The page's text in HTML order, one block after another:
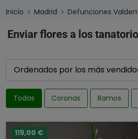
Inicio Madrid Defunciones
Enviar flores a los
Todas Coronas Ramos
119,00 €